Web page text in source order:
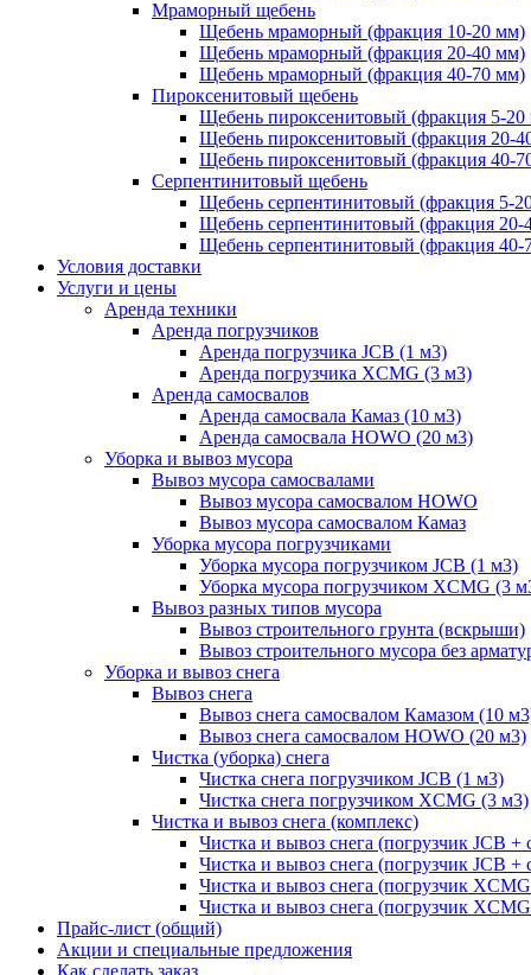
Мраморный щебень
Щебень мраморный (фракция 10-20 мм)
Щебень мраморный (фракция 20-40 мм)
Щебень мраморный (фракция 40-70 мм)
Пироксенитовый щебень
Щебень пироксенитовый (фракция 5-
Щебень пироксенитовый (фракция 20-
Щебень пироксенитовый (фракция 40-
Серпентинитовый щебень
Щебень серпентинитовый (фракция 5-
Щебень серпентинитовый (фракция 20-
Щебень серпентинитовый (фракция 40-
Условия доставки
Услуги и цены
Аренда техники
Аренда погрузчиков
Аренда погрузчика JCB (1 м3)
Аренда погрузчика XCMG (3 м3)
Аренда самосвалов
Аренда самосвала Камаз (10 м3)
Аренда самосвала HOWO (20 м3)
Уборка и вывоз мусора
Вывоз мусора самосвалами
Вывоз мусора самосвалом HOWO
Вывоз мусора самосвалом Камаз
Уборка мусора погрузчиками
Уборка мусора погрузчиком JCB (1 м3)
Уборка мусора погрузчиком XCMG (3
Вывоз разных типов мусора
Вывоз строительного грунта (вскрыши)
Вывоз строительного мусора без
Уборка и вывоз снега
Вывоз снега
Вывоз снега самосвалом Камазом (10
Вывоз снега самосвалом HOWO (20 м3)
Чистка (уборка) снега
Чистка снега погрузчиком JCB (1 м3)
Чистка снега погрузчиком XCMG (3 м3)
Чистка и вывоз снега (комплекс)
Чистка и вывоз снега (погрузчик JCB +
Чистка и вывоз снега (погрузчик JCB +
Чистка и вывоз снега (погрузчик
Чистка и вывоз снега (погрузчик
Прайс-лист (общий)
Акции и специальные предложения
Как сделать заказ